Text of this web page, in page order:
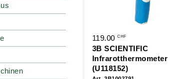
119.00CHF
3B SCIENTIFIC
Infrarotthermometer
(U118152)